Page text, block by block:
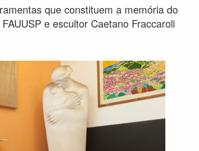
que constituem a memória do
e escultor Caetano Fraccaroli